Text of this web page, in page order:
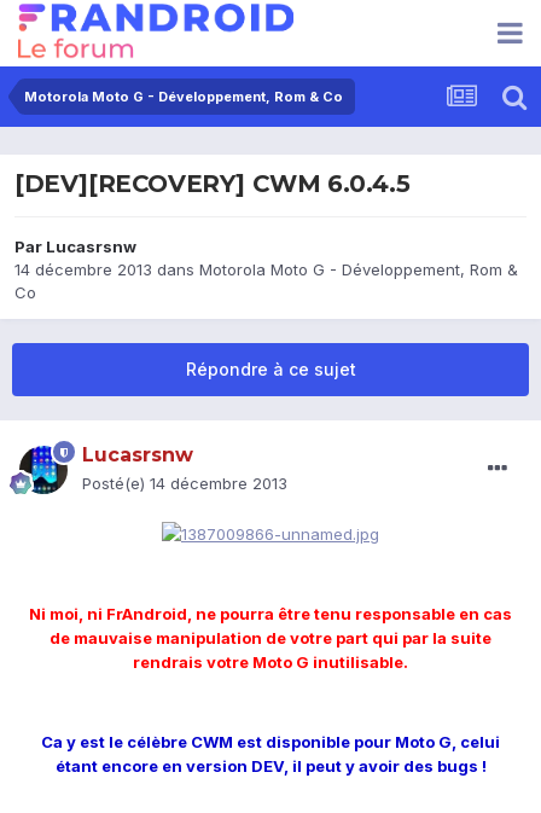
Motorola Moto G - Développement, Rom & Co
[DEV][RECOVERY] CWM 6.0.4.5
Par Lucasrsnw
14 décembre 2013 dans Motorola Moto G - Développement, Rom &
Co
Répondre à ce sujet
Lucasrsnw
Posté(e) 14 décembre 2013
Ni moi, ni FrAndroid, ne pourra être tenu responsable en cas
de mauvaise manipulation de votre part qui par la suite
rendrais votre Moto G inutilisable.
Ca y est le célèbre CWM est disponible pour Moto G, celui
étant encore en version DEV, il peut y avoir des bugs !